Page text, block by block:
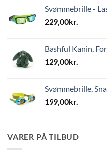
Svømmebrille -
229,00kr.
Bashful Kanin,
129,00kr.
Svømmebrille,
199,00kr.
VARER PÅ TILBUD